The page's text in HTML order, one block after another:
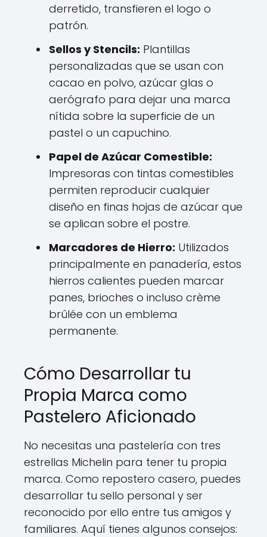
derretido, transfieren el logo o
patrón.
Sellos y Stencils: Plantillas
personalizadas que se usan con
cacao en polvo, azúcar glas o
aerógrafo para dejar una marca
nítida sobre la superficie de un
pastel o un capuchino.
Papel de Azúcar Comestible:
Impresoras con tintas comestibles
permiten reproducir cualquier
diseño en finas hojas de azúcar que
se aplican sobre el postre.
Marcadores de Hierro: Utilizados
principalmente en panadería, estos
hierros calientes pueden marcar
panes, brioches o incluso crème
brûlée con un emblema
permanente.
Cómo Desarrollar tu
Propia Marca como
Pastelero Aficionado
No necesitas una pastelería con tres
estrellas Michelin para tener tu propia
marca. Como repostero casero, puedes
desarrollar tu sello personal y ser
reconocido por ello entre tus amigos y
familiares. Aquí tienes algunos consejos: